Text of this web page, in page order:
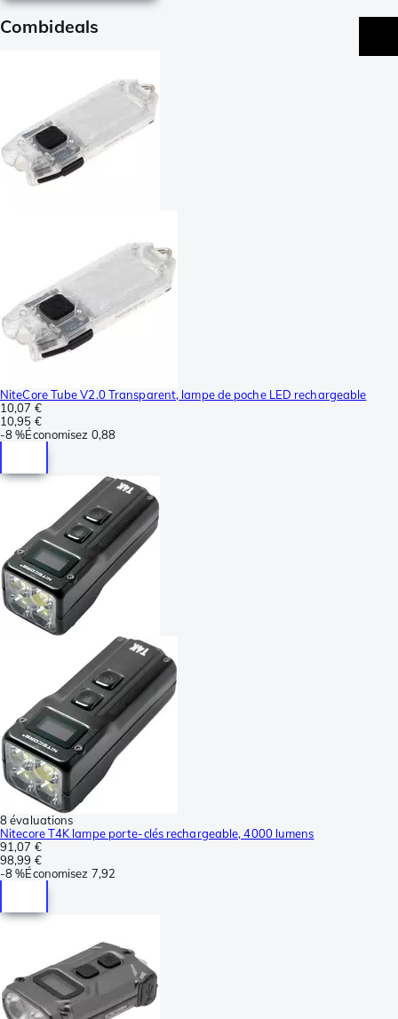
Combideals
NiteCore Tube V2.0 Transparent, lampe de poche LED rechargeable
10,07 €
10,95 €
-8 %Économisez 0,88
8 évaluations
Nitecore T4K lampe porte-clés rechargeable, 4000 lumens
91,07 €
98,99 €
-8 %Économisez 7,92